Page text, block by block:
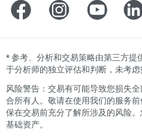
*参考、分析和交易策略由第三方提
于分析师的独立评估和判断，未考虑
风险警告：交易有可能导致您损失
合所有人。敬请在使用我们的服务
保在交易前充分了解所涉及的风险
基础资产。